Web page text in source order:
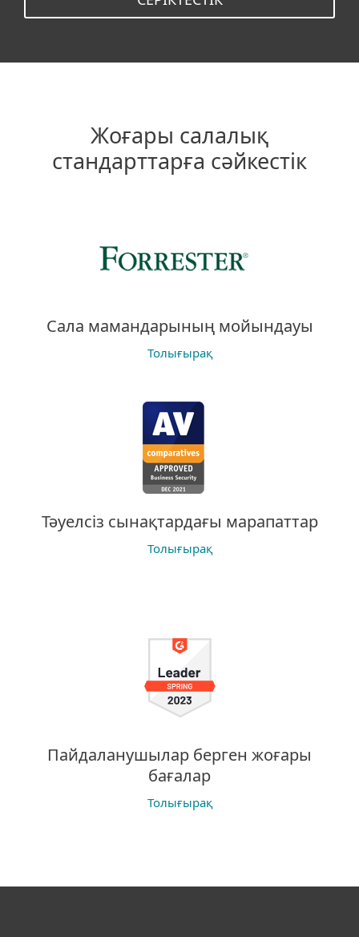
Жоғары салалық
стандарттарға сәйкестік
Сала мамандарының мойындауы
Толығырақ
Тәуелсіз сынақтардағы марапаттар
Толығырақ
Пайдаланушылар берген жоғары
бағалар
Толығырақ